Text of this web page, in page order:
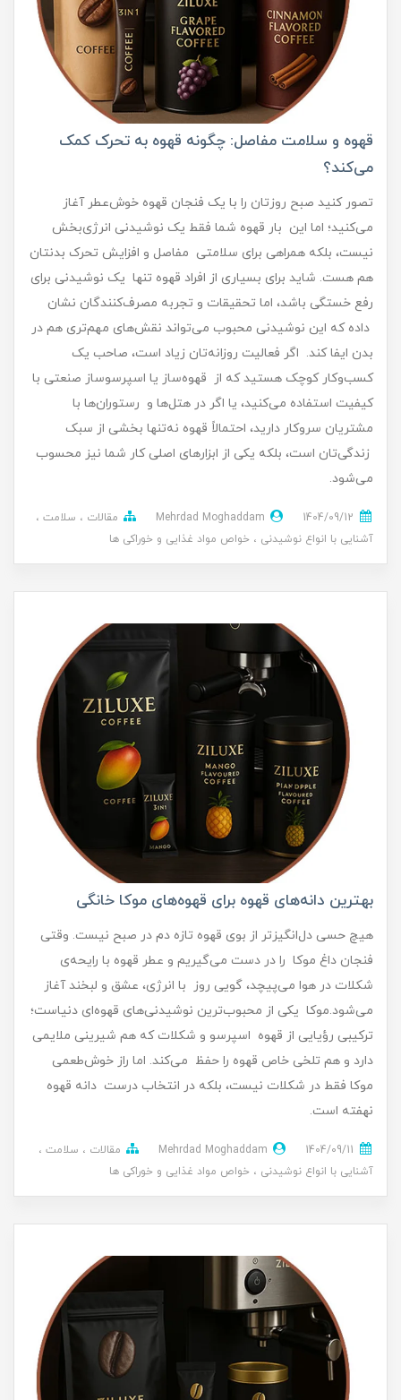
قهوه و سلامت مفاصل: چگونه قهوه به تحرک کمک
می‌کند؟
تصور کنید صبح روزتان را با یک فنجان قهوه خوش‌عطر آغاز
می‌کنید؛ اما این بار قهوه شما فقط یک نوشیدنی انرژی‌بخش
نیست، بلکه همراهی برای سلامتی مفاصل و افزایش تحرک بدنتان
هم هست. شاید برای بسیاری از افراد قهوه تنها یک نوشیدنی برای
رفع خستگی باشد، اما تحقیقات و تجربه مصرف‌کنندگان نشان
داده که این نوشیدنی محبوب می‌تواند نقش‌های مهم‌تری هم در
بدن ایفا کند. اگر فعالیت روزانه‌تان زیاد است، صاحب یک
کسب‌وکار کوچک هستید که از قهوه‌ساز یا اسپرسوساز صنعتی با
کیفیت استفاده می‌کنید، یا اگر در هتل‌ها و رستوران‌ها با
مشتریان سروکار دارید، احتمالاً قهوه نه‌تنها بخشی از سبک
زندگی‌تان است، بلکه یکی از ابزارهای اصلی کار شما نیز محسوب
می‌شود.
Mehrdad Moghaddam مقالات
سلامت
آشنایی با انواع نوشیدنی
خواص مواد غذایی و خوراکی ها
بهترین دانه‌های قهوه برای قهوه‌های موکا خانگی
هیچ حسی دل‌انگیزتر از بوی قهوه تازه دم در صبح نیست. وقتی
فنجان داغ موکا را در دست می‌گیریم و عطر قهوه با رایحه‌ی
شکلات در هوا می‌پیچد، گویی روز با انرژی، عشق و لبخند آغاز
می‌شود.موکا یکی از محبوب‌ترین نوشیدنی‌های قهوه‌ای دنیاست؛
ترکیبی رؤیایی از قهوه اسپرسو و شکلات که هم شیرینی ملایمی
دارد و هم تلخی خاص قهوه را حفظ می‌کند. اما راز خوش‌طعمی
موکا فقط در شکلات نیست، بلکه در انتخاب درست دانه قهوه
نهفته است.
Mehrdad Moghaddam مقالات
سلامت
آشنایی با انواع نوشیدنی
خواص مواد غذایی و خوراکی ها